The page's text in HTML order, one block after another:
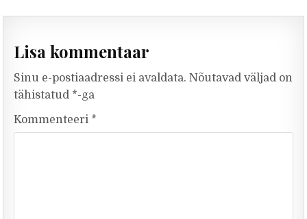
Lisa kommentaar
Sinu e-postiaadressi ei avaldata. Nõutavad väljad on
tähistatud *-ga
Kommenteeri *